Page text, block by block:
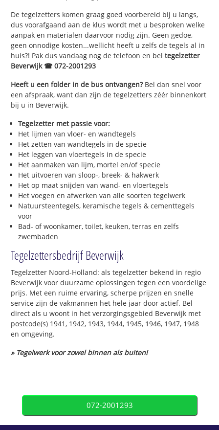
De tegelzetters komen graag goed voorbereid bij u langs,
dus voorafgaand aan de klus wordt met u besproken welke
aanpak en materialen daarvoor nodig zijn. Geen gedoe,
geen onnodige kosten...wellicht heeft u zelfs de tegels al in
huis?! Pak dus vandaag nog de telefoon en beltegelzetter
Beverwijk ☎ 072-2001293
Heeft u een folder in de bus ontvangen?Bel dan snel voor
een afspraak, want dan zijn de tegelzetters zéér binnenkort
bij u in Beverwijk.
Tegelzetter met passie voor:
Het lijmen van vloer- en wandtegels
Het zetten van wandtegels in de specie
Het leggen van vloertegels in de specie
Het aanmaken van lijm, mortel en/of specie
Het uitvoeren van sloop-, breek- & hakwerk
Het op maat snijden van wand- en vloertegels
Het voegen en afwerken van alle soorten tegelwerk
Natuursteentegels, keramische tegels & cementtegels
voor
Bad- of woonkamer, toilet, keuken, terras en zelfs
zwembaden
Tegelzettersbedrijf Beverwijk
Tegelzetter Noord-Holland: als tegelzetter bekend in regio
Beverwijk voor duurzame oplossingen tegen een voordelige
prijs. Met een ruime ervaring, scherpe prijzen en snelle
service zijn de vakmannen het hele jaar door actief. Bel
direct als u woont in het verzorgingsgebied Beverwijk met
postcode(s) 1941, 1942, 1943, 1944, 1945, 1946, 1947, 1948
en omgeving.
» Tegelwerk voor zowel binnen als buiten!
072-2001293